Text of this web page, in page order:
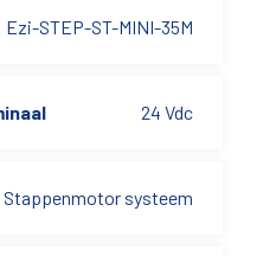
Ezi-STEP-ST-MINI-35M
24 Vdc
Stappenmotor systeem